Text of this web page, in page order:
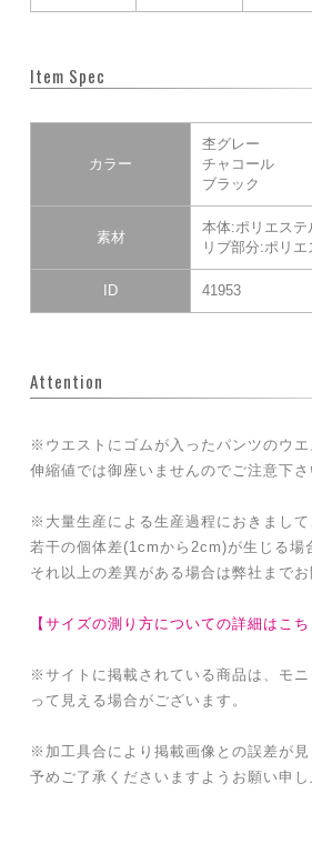
Item Spec
カラー
杢グレー
チャコール
ブラック
素材
本体:ポリエステ
リブ部分:ポリ
ID 41953
Attention
※ウエストにゴムが入ったパンツのウ
伸縮値では御座いませんのでご注意下さ
※大量生産による生産過程におきまして
若干の個体差(1cmから2cm)が生じる場
それ以上の差異がある場合は弊社までお
【サイズの測り方についての詳細はこち
※サイトに掲載されている商品は、モ
って見える場合がございます。
※加工具合により掲載画像との誤差が見
予めご了承くださいますようお願い申し